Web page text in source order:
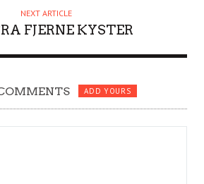
NEXT ARTICLE
FJERNE KYSTER
ADD YOURS